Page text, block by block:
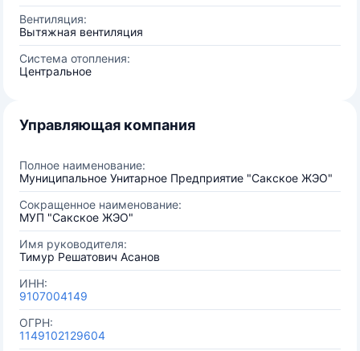
Вентиляция:
Вытяжная вентиляция
Система отопления:
Центральное
Управляющая компания
Полное наименование:
Муниципальное Унитарное Предприятие "Сакское ЖЭО"
Сокращенное наименование:
МУП "Сакское ЖЭО"
Имя руководителя:
Тимур Решатович Асанов
ИНН:
9107004149
ОГРН:
1149102129604